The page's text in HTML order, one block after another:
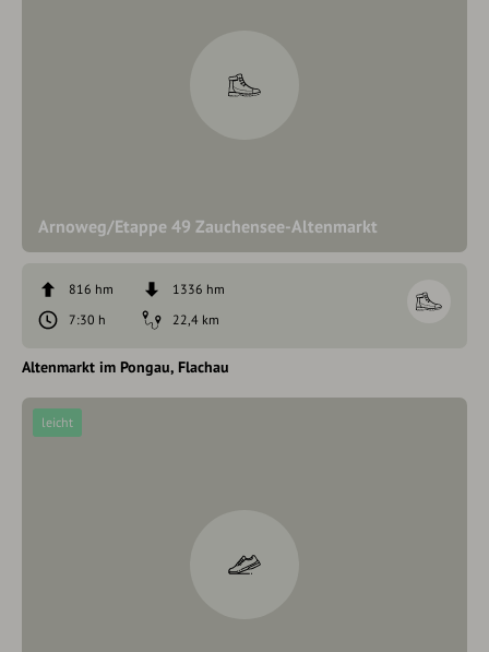
Arnoweg/Etappe 49 Zauchensee-Altenmarkt
816 hm
1336 hm
7:30 h
22,4 km
Altenmarkt im Pongau Flachau
leicht